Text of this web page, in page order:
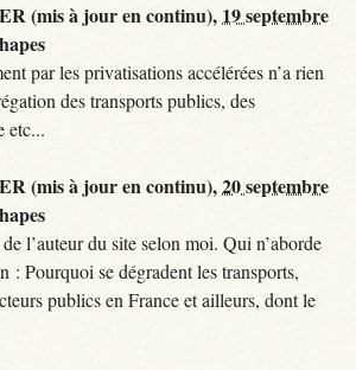
(mis à jour en continu), 19 septembre
par les privatisations accélérées n’a rien
des transports publics, des
etc...
(mis à jour en continu),20 septembre
l’auteur du site selon moi. Qui n’aborde
: Pourquoi se dégradent les transports,
publics en France et ailleurs, dont le